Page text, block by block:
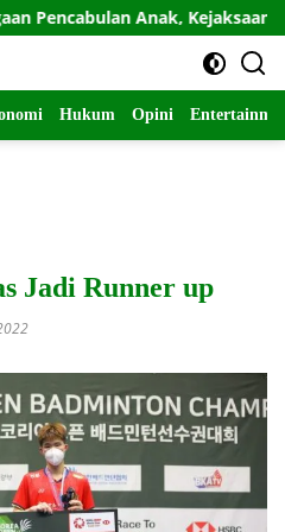
Anak, Kejaksaan Tunjuk Dua
Hukum Opini
Jadi Runner up